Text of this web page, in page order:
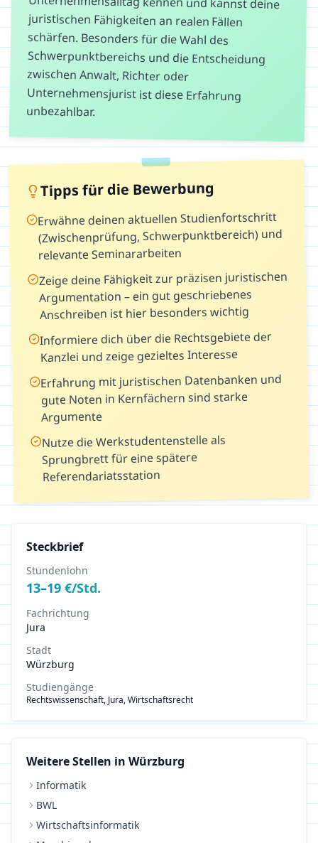
unbezahlbar.
Tipps für die Bewerbung
Erwähne deinen aktuellen Studienfortschritt
(Zwischenprüfung, Schwerpunktbereich) und
relevante Seminararbeiten
Zeige deine Fähigkeit zur präzisen juristischen
Argumentation – ein gut geschriebenes
Anschreiben ist hier besonders wichtig
Informiere dich über die Rechtsgebiete der
Kanzlei und zeige gezieltes Interesse
Erfahrung mit juristischen Datenbanken und
gute Noten in Kernfächern sind starke
Argumente
Nutze die Werkstudentenstelle als
Sprungbrett für eine spätere
Referendariatsstation
Steckbrief
Stundenlohn
13–19 €/Std.
Fachrichtung
Jura
Stadt
Würzburg
Studiengänge
Rechtswissenschaft, Jura, Wirtschaftsrecht
Weitere Stellen in Würzburg
Informatik
BWL
Wirtschaftsinformatik